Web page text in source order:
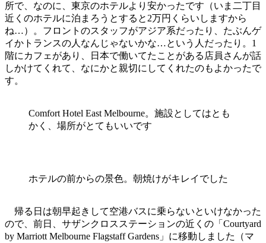
所で、なのに、東京のホテルより安かったです（いま二丁目
近くのホテルに泊まろうとすると2万円くらいしますから
ね…）。フロントのスタッフがアジア系だったり、たぶんゲ
イかトランスの人なんじゃないかな…という人だったり。1
階にカフェがあり、日本で働いてたことがある店員さんが話
しかけてくれて、なにかと親切にしてくれたのもよかったで
す。
Comfort Hotel East Melbourne。施設としてはとも
かく、場所がとてもいいです
ホテルの前からの景色。朝焼けがキレイでした
帰る日は朝早起きして空港バスに乗らないといけなかった
ので、前日、サザンクロスステーションの近くの「Courtyard
by Marriott Melbourne Flagstaff Gardens」に移動しました（マ